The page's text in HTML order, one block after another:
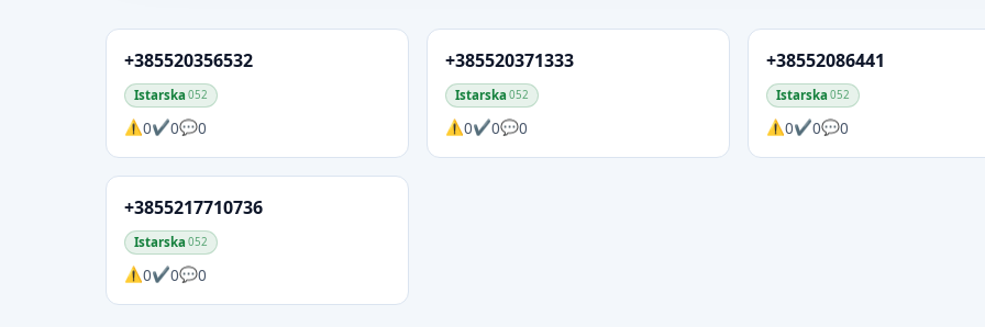
+385520356532
Istarska 052
0 0 0
+385520371333
Istarska 052
0 0 0
+38552086441
Istarska 052
0 0 0
+3855217710736
Istarska 052
0 0 0